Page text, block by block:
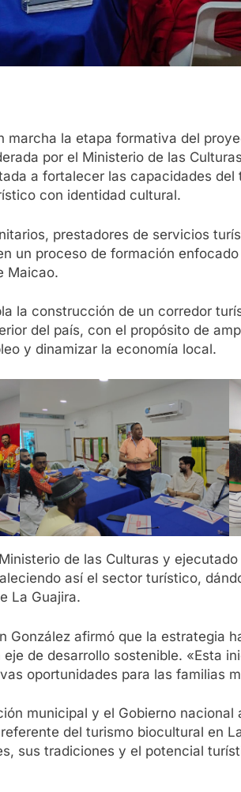
marcha la etapa formativa del
por el Ministerio de las
a fortalecer las capacidades
con identidad cultural.
prestadores de servicios
un proceso de formación
Maicao.
la construcción de un corredor
del país, con el propósito de
y dinamizar la economía local.
de las Culturas y
así el sector turístico,
La Guajira.
González afirmó que la estrategia
de desarrollo sostenible. «Esta
oportunidades para las familias
municipal y el Gobierno nacional
del turismo biocultural en
sus tradiciones y el potencial